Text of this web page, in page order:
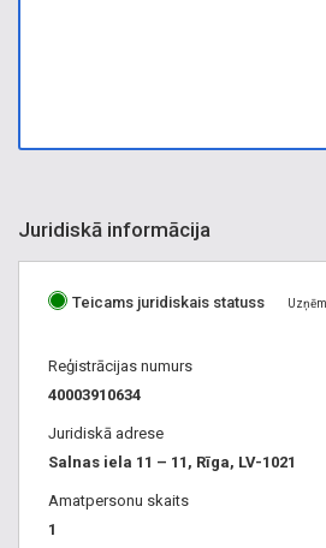
Juridiskā informācija
Teicams juridiskais statuss
Reģistrācijas numurs
40003910634
Juridiskā adrese
Salnas iela 11 – 11, Rīga, LV-1021
Amatpersonu skaits
1